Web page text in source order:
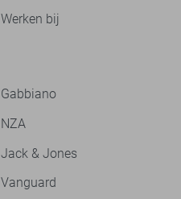
Werken bij
Gabbiano
NZA
Jack & Jones
Vanguard